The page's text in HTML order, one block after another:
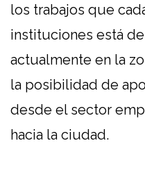
los trabajos que
instituciones está
actualmente en la
la posibilidad de
desde el sector
hacia la ciudad.